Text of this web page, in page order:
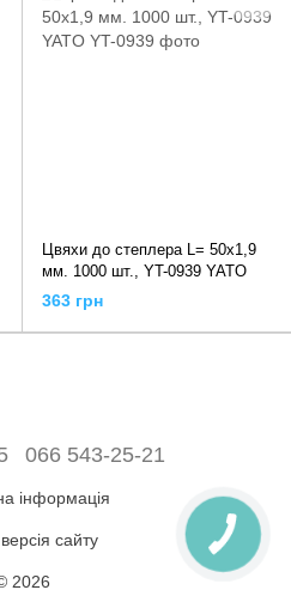
Цвяхи до степлера L= 50х1,9
мм. 1000 шт., YT-0939 YATO
363 грн
066 543-25-21
інформація
сайту
2026